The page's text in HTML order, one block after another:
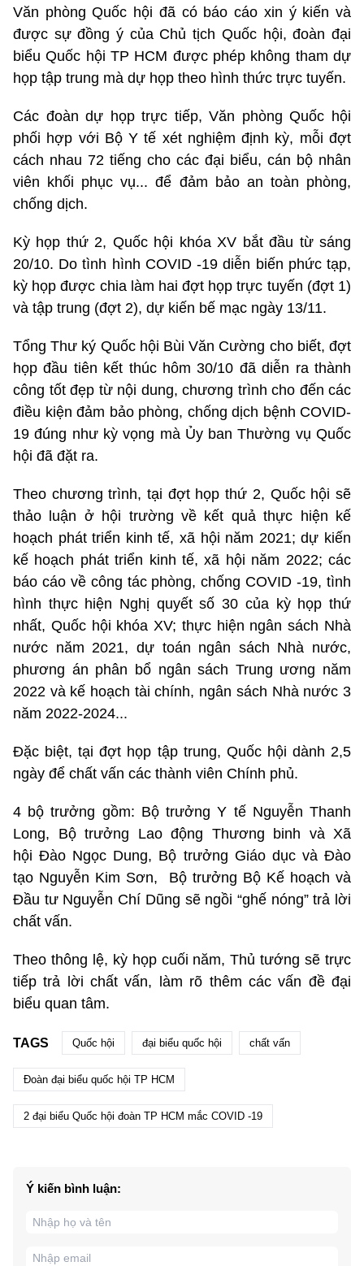
Văn phòng Quốc hội đã có báo cáo xin ý kiến và
được sự đồng ý của Chủ tịch Quốc hội, đoàn đại
biểu Quốc hội TP HCM được phép không tham dự
họp tập trung mà dự họp theo hình thức trực tuyến.
Các đoàn dự họp trực tiếp, Văn phòng Quốc hội
phối hợp với Bộ Y tế xét nghiệm định kỳ, mỗi đợt
cách nhau 72 tiếng cho các đại biểu, cán bộ nhân
viên khối phục vụ... để đảm bảo an toàn phòng,
chống dịch.
Kỳ họp thứ 2, Quốc hội khóa XV bắt đầu từ sáng
20/10. Do tình hình COVID -19 diễn biến phức tạp,
kỳ họp được chia làm hai đợt họp trực tuyến (đợt 1)
và tập trung (đợt 2), dự kiến bế mạc ngày 13/11.
Tổng Thư ký Quốc hội Bùi Văn Cường cho biết, đợt
họp đầu tiên kết thúc hôm 30/10 đã diễn ra thành
công tốt đẹp từ nội dung, chương trình cho đến các
điều kiện đảm bảo phòng, chống dịch bệnh COVID-
19 đúng như kỳ vọng mà Ủy ban Thường vụ Quốc
hội đã đặt ra.
Theo chương trình, tại đợt họp thứ 2, Quốc hội sẽ
thảo luận ở hội trường về kết quả thực hiện kế
hoạch phát triển kinh tế, xã hội năm 2021; dự kiến
kế hoạch phát triển kinh tế, xã hội năm 2022; các
báo cáo về công tác phòng, chống COVID -19, tình
hình thực hiện Nghị quyết số 30 của kỳ họp thứ
nhất, Quốc hội khóa XV; thực hiện ngân sách Nhà
nước năm 2021, dự toán ngân sách Nhà nước,
phương án phân bổ ngân sách Trung ương năm
2022 và kế hoạch tài chính, ngân sách Nhà nước 3
năm 2022-2024...
Đặc biệt, tại đợt họp tập trung, Quốc hội dành 2,5
ngày để chất vấn các thành viên Chính phủ.
4 bộ trưởng gồm: Bộ trưởng Y tế Nguyễn Thanh
Long, Bộ trưởng Lao động Thương binh và Xã
hội Đào Ngọc Dung, Bộ trưởng Giáo dục và Đào
tạo Nguyễn Kim Sơn, Bộ trưởng Bộ Kế hoạch và
Đầu tư Nguyễn Chí Dũng sẽ ngồi “ghế nóng” trả lời
chất vấn.
Theo thông lệ, kỳ họp cuối năm, Thủ tướng sẽ trực
tiếp trả lời chất vấn, làm rõ thêm các vấn đề đại
biểu quan tâm.
TAGS Quốc hội đại biểu quốc hội chất vấn
Đoàn đại biểu quốc hội TP HCM
2 đại biểu Quốc hội đoàn TP HCM mắc COVID -19
Ý kiến bình luận: